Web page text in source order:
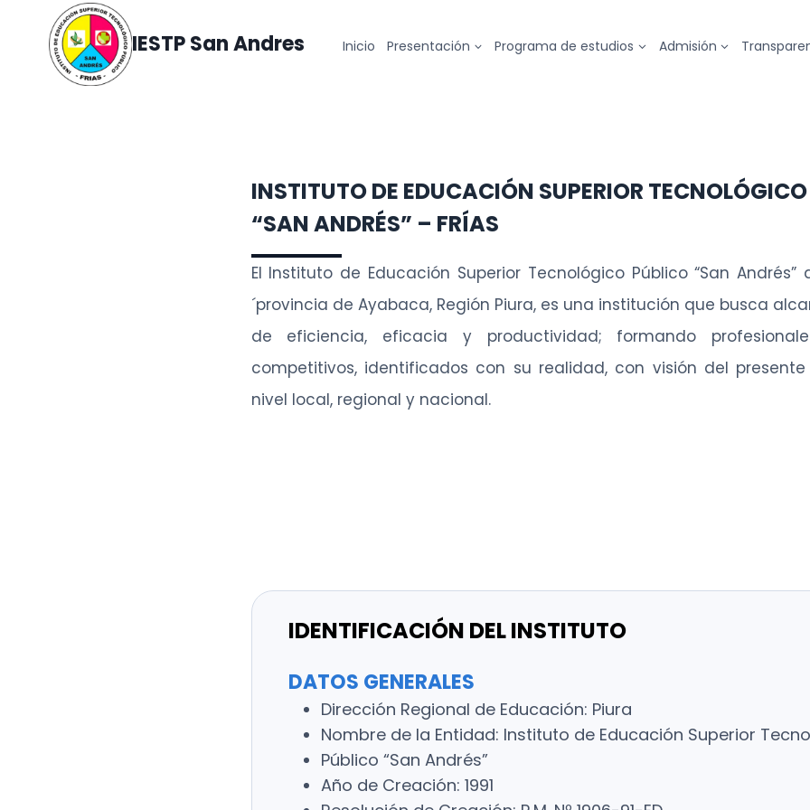
content
IESTP San Andres Inicio Presentación Programa de estudios Admisión
INSTITUTO DE EDUCACIÓN SUPERIOR
“SAN ANDRÉS” – FRÍAS
El Instituto de Educación Superior Tecnológico Público “San
´provincia de Ayabaca, Región Piura, es una institución que busca
de eficiencia, eficacia y productividad; formando
competitivos, identificados con su realidad, con visión del
nivel local, regional y nacional.
IDENTIFICACIÓN DEL INSTITUTO
DATOS GENERALES
Dirección Regional de Educación: Piura
Nombre de la Entidad: Instituto de Educación Superior
Público “San Andrés”
Año de Creación: 1991